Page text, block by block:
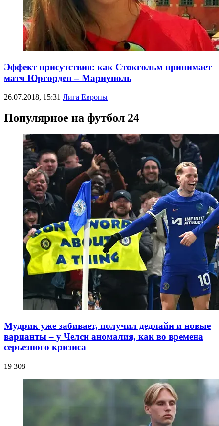
Эффект присутствия: как Стокгольм принимает
матч Юргорден – Мариуполь
26.07.2018, 15:31 Лига Европы
Популярное на футбол 24
Мудрик уже забивает, получил дедлайн и новые
варианты – у Челси аномалия, как во времена
серьезного кризиса
19 308